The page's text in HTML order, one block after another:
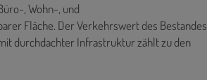
, Wohn-, und
Fläche. Der Verkehrswert des Bestandes
durchdachter Infrastruktur zählt zu den